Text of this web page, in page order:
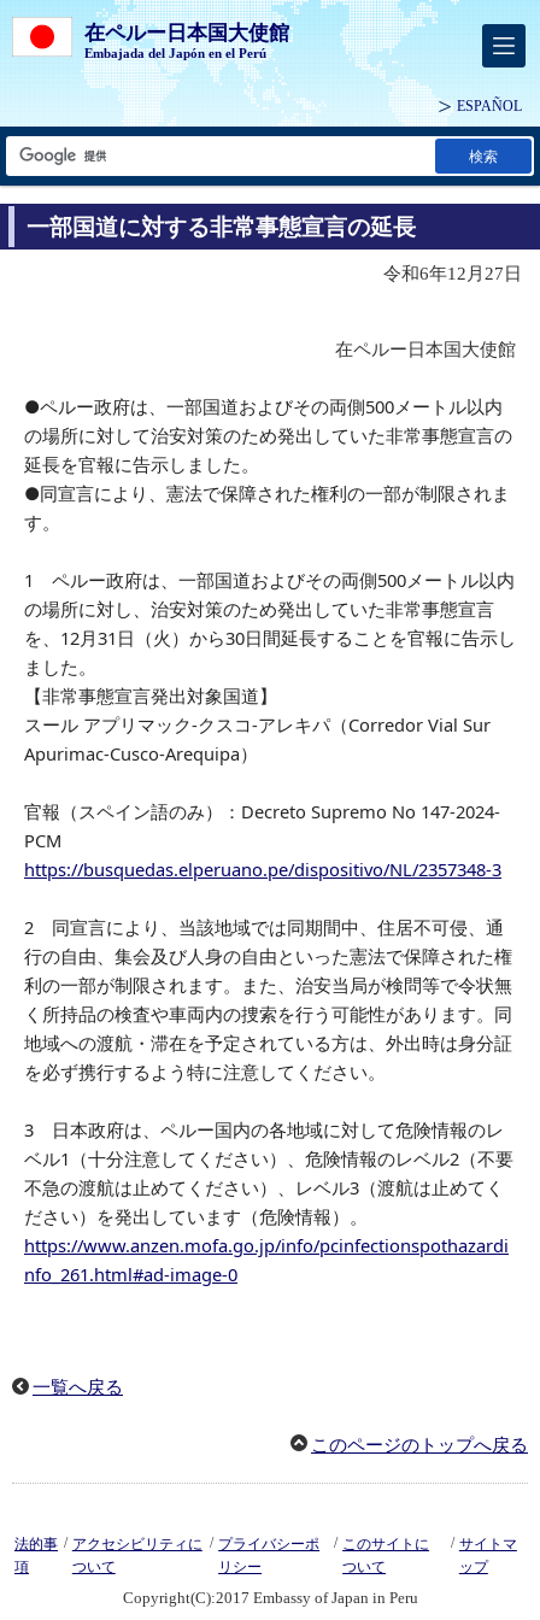
在ペルー日本国大使館
Embajada del Japón en el Perú
ESPAÑOL
検索
一部国道に対する非常事態宣言の延長
令和6年12月27日
在ペルー日本国大使館
●ペルー政府は、一部国道およびその両側500メートル以内
の場所に対して治安対策のため発出していた非常事態宣言の
延長を官報に告示しました。
●同宣言により、憲法で保障された権利の一部が制限されま
す。
1 ペルー政府は、一部国道およびその両側500メートル以内
の場所に対し、治安対策のため発出していた非常事態宣言
を、12月31日（火）から30日間延長することを官報に告示し
ました。
【非常事態宣言発出対象国道】
スール アプリマック-クスコ-アレキパ（Corredor Vial Sur
Apurimac-Cusco-Arequipa）
官報（スペイン語のみ）：Decreto Supremo No 147-2024-
PCM
https://busquedas.elperuano.pe/dispositivo/NL/2357348-3
2 同宣言により、当該地域では同期間中、住居不可侵、通
行の自由、集会及び人身の自由といった憲法で保障された権
利の一部が制限されます。また、治安当局が検問等で令状無
く所持品の検査や車両内の捜索を行う可能性があります。同
地域への渡航・滞在を予定されている方は、外出時は身分証
を必ず携行するよう特に注意してください。
3 日本政府は、ペルー国内の各地域に対して危険情報のレ
ベル1（十分注意してください）、危険情報のレベル2（不要
不急の渡航は止めてください）、レベル3（渡航は止めてく
ださい）を発出しています（危険情報）。
https://www.anzen.mofa.go.jp/info/pcinfectionspothazardi
nfo_261.html#ad-image-0
一覧へ戻る
このページのトップへ戻る
法的事
項
/ アクセシビリティに
ついて
/ プライバシーポ
リシー
/ このサイトに
ついて
/ サイトマ
ップ
Copyright(C):2017 Embassy of Japan in Peru